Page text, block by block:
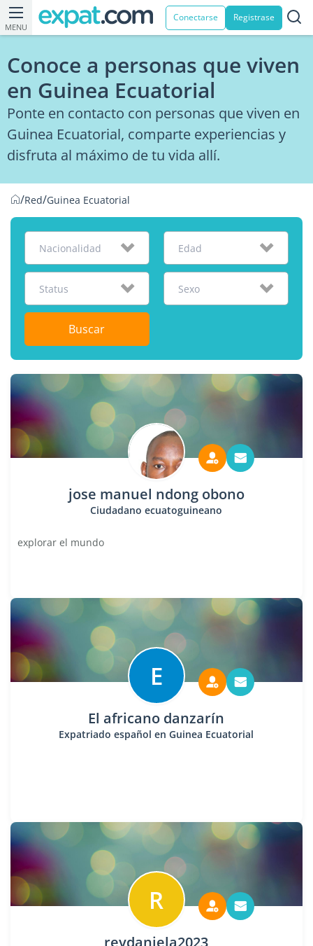
MENU
Conectarse Registrase
Conoce a personas que viven
en Guinea Ecuatorial
Ponte en contacto con personas que viven en
Guinea Ecuatorial, comparte experiencias y
disfruta al máximo de tu vida allí.
/Red/Guinea Ecuatorial
Nacionalidad Edad
Status Sexo
Buscar
jose manuel ndong obono
Ciudadano ecuatoguineano
explorar el mundo
E
El africano danzarín
Expatriado español en Guinea Ecuatorial
R
reydaniela2023